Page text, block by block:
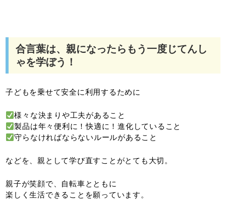
合言葉は、親になったらもう一度じてんし
ゃを学ぼう！
子どもを乗せて安全に利用するために
様々な決まりや工夫があること
製品は年々便利に！快適に！進化していること
守らなければならないルールがあること
などを、親として学び直すことがとても大切。
親子が笑顔で、自転車とともに
楽しく生活できることを願っています。